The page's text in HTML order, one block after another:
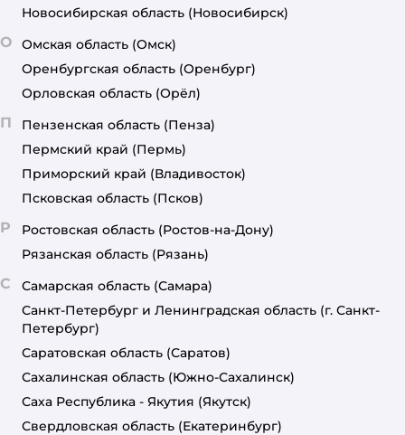
Новосибирская область (Новосибирск)
О Омская область (Омск)
Оренбургская область (Оренбург)
Орловская область (Орёл)
П Пензенская область (Пенза)
Пермский край (Пермь)
Приморский край (Владивосток)
Псковская область (Псков)
Р Ростовская область (Ростов-на-Дону)
Рязанская область (Рязань)
С Самарская область (Самара)
Санкт-Петербург и Ленинградская область (г. Санкт-
Петербург)
Саратовская область (Саратов)
Сахалинская область (Южно-Сахалинск)
Саха Республика - Якутия (Якутск)
Свердловская область (Екатеринбург)